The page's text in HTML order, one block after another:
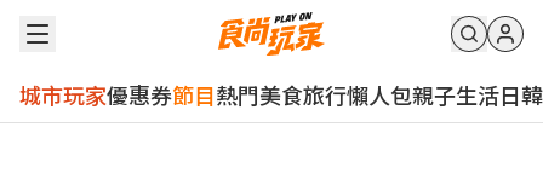
城市玩家優惠券節目熱門美食旅行懶人包親子生活日韓